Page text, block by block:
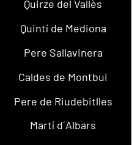
Quirze del Vallès
Quintí de Mediona
Pere Sallavinera
Caldes de Montbui
Pere de Riudebitlles
Martí d´Albars